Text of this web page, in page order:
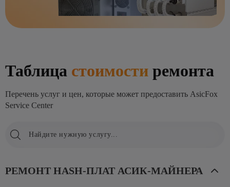
Таблица стоимости ремонта
Перечень услуг и цен, которые может предоставить AsicFox
Service Center
РЕМОНТ HASH-ПЛАТ АСИК-МАЙНЕРА